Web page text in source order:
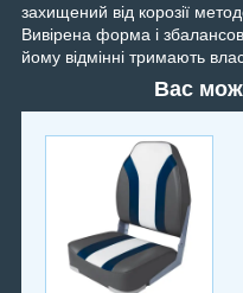
захищений від корозії
Вивірена форма і
йому відмінні тримають
Вас